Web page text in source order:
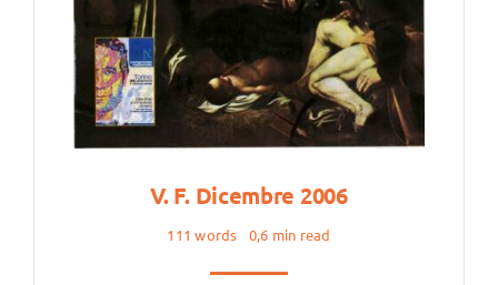
V. F. Dicembre 2006
111 words 0,6 min read